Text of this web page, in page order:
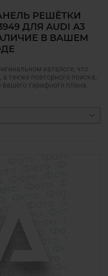
РЕШЁТКИ
ДЛЯ AUDI A3
В ВАШЕМ
каталоге, что
также повторного поиска.
тарифного плана.